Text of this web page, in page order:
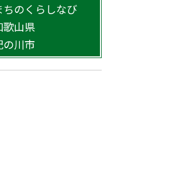
ちのくらしなび
歌山県
の川市